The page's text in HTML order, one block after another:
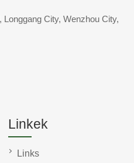
City, Wenzhou City,
Linkek
Links